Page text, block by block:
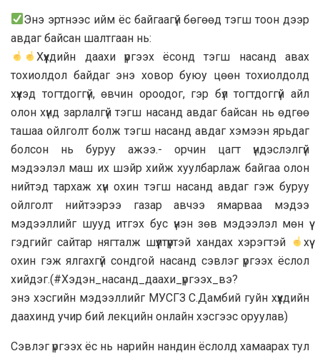
Энэ эртнээс ийм ёс байгаагүй бөгөөд тэгш тоон дээр
авдаг байсан шалтгаан нь:
Хүүхдийн даахи үргээх ёсонд тэгш насанд авах
тохиолдол байдаг энэ ховор буюу цөөн тохиолдолд
хүүхэд тогтдоггүй, өвчин ороодог, гэр бүл тогтдоггүй айл
олон хүнд зарлалгүй тэгш насанд авдаг байсан нь өдгөө
ташаа ойлголт болж тэгш насанд авдаг хэмээн ярьдаг
болсон нь буруу ажээ.- орчин цагт үндэслэлгүй
мэдээлэл маш их шэйр хийж хуулбарлаж байгаа олон
нийтэд тархаж хүн охин тэгш насанд авдаг гэж буруу
ойлголт нийтээрээ газар авчээ ямарваа мэдээ
мэдээллийг шууд итгэх бус үнэн зөв мэдээлэл мөн үү
гэдгийг сайтар нягталж шүүлтүүртэй хандах хэрэгтэй
хүү
охин гэж ялгахгүй сондгой насанд сэвлэг үргээх ёслол
хийдэг.(#Хэдэн_насанд_даахи_үргээх_вэ?
энэ хэсгийн мэдээллийг МУСГЗ С.Дамбий гуйн хүүхдийн
даахинд учир бий лекцийн онлайн хэсгээс оруулав)
Сэвлэг үргээх ёс нь нарийн нандин ёслолд хамаарах тул